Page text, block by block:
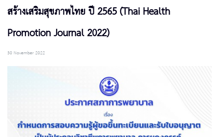
สร้างเสริมสุขภาพไทย ปี 2565 (Thai Health
Promotion Journal 2022)
30 November 2022